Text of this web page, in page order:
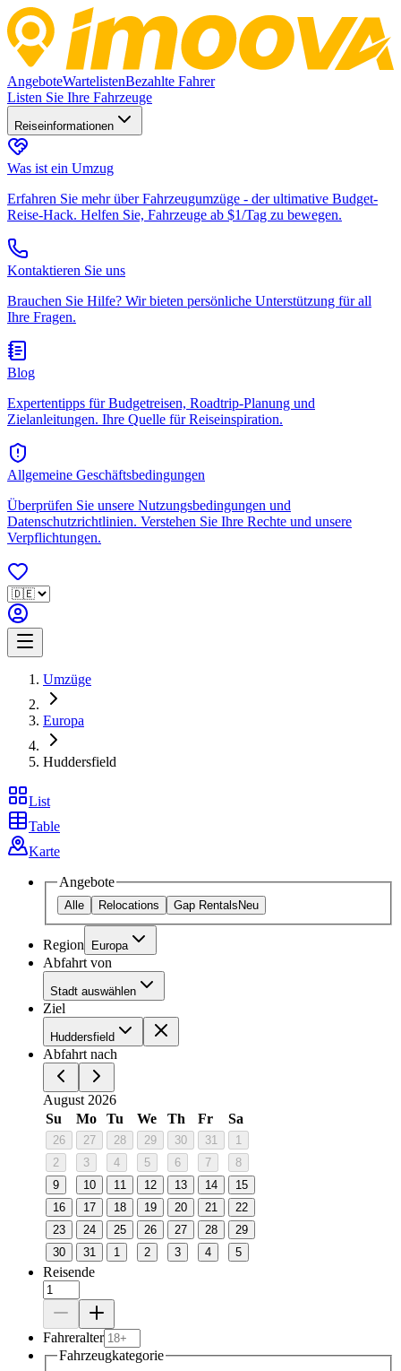
AngeboteWartelistenBezahlte Fahrer
Listen Sie Ihre Fahrzeuge
Reiseinformationen
Was ist ein Umzug
Erfahren Sie mehr über Fahrzeugumzüge - der ultimative Budget-
Reise-Hack. Helfen Sie, Fahrzeuge ab $1/Tag zu bewegen.
Kontaktieren Sie uns
Brauchen Sie Hilfe? Wir bieten persönliche Unterstützung für all
Ihre Fragen.
Blog
Expertentipps für Budgetreisen, Roadtrip-Planung und
Zielanleitungen. Ihre Quelle für Reiseinspiration.
Allgemeine Geschäftsbedingungen
Überprüfen Sie unsere Nutzungsbedingungen und
Datenschutzrichtlinien. Verstehen Sie Ihre Rechte und unsere
Verpflichtungen.
Umzüge
Europa
Huddersfield
List
Table
Karte
Angebote
Alle Relocations Gap Rentals Neu
Region Europa
Abfahrt von
Stadt auswählen
Ziel
Huddersfield
Abfahrt nach
August 2026
Su
Mo Tu We Th Fr Sa
26 27 28 29 30 31
1
2
3 4 5 6 7
8
9
10 11 12 13 14
15
16
17 18 19 20 21
22
23
24 25 26 27 28
29
30
31 1 2 3 4 5
Reisende
Fahreralter
Fahrzeugkategorie